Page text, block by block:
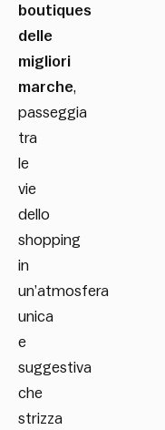
boutiques
delle
migliori
marche,
passeggia
tra
le
vie
dello
shopping
in
un’atmosfera
unica
e
suggestiva
che
strizza